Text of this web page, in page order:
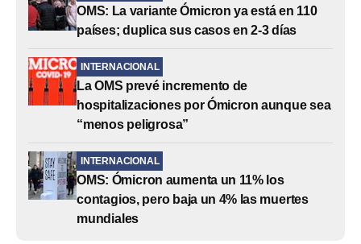
OMS: La variante Ómicron ya está en 110
países; duplica sus casos en 2-3 días
INTERNACIONAL
La OMS prevé incremento de
hospitalizaciones por Ómicron aunque sea
“menos peligrosa”
INTERNACIONAL
OMS: Ómicron aumenta un 11% los
contagios, pero baja un 4% las muertes
mundiales